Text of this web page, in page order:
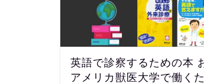
英語で診察するための本
アメリカ獣医大学で働く